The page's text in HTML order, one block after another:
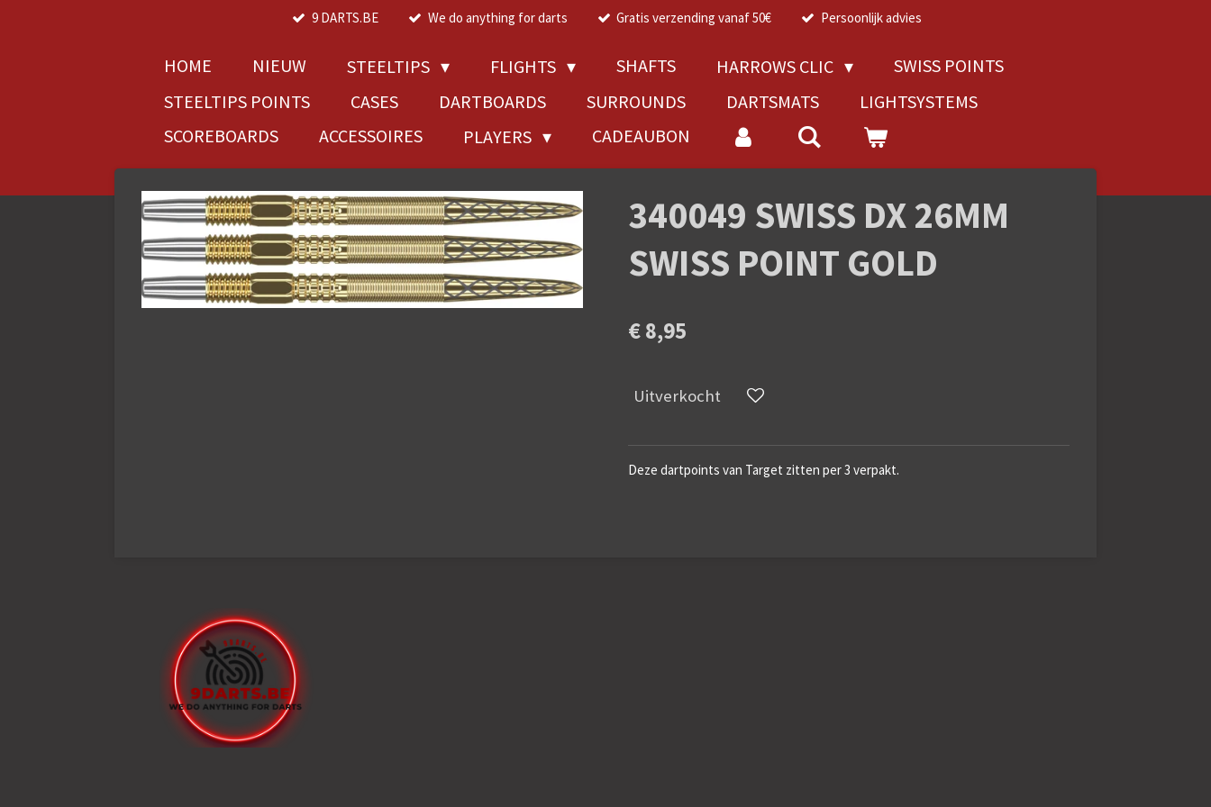
9 DARTS.BE We do anything for darts Gratis verzending vanaf 50€ Persoonlijk advies
HOME NIEUW STEELTIPS FLIGHTS SHAFTS HARROWS CLIC
SWISS POINTS
STEELTIPS POINTS
CASES DARTBOARDS SURROUNDS DARTSMATS
LIGHTSYSTEMS
SCOREBOARDS
ACCESSOIRES PLAYERS CADEAUBON
340049 SWISS DX 26MM
SWISS POINT GOLD
€ 8,95
Uitverkocht
Deze dartpoints van Target zitten per 3 verpakt.